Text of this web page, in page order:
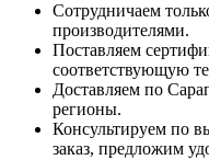
Сотрудничаем
производителями.
Поставляем
соответствующую
Доставляем по
регионы.
Консультируем по
заказ, предложим